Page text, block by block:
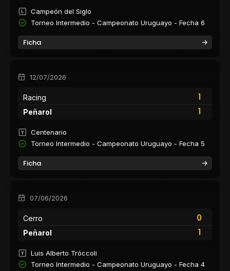
Campeón del Siglo
Torneo Intermedio - Campeonato Uruguayo - Fecha 6
Ficha
12/07/2026
Racing
1
1
Peñarol
Centenario
Torneo Intermedio - Campeonato Uruguayo - Fecha 5
Ficha
07/06/2026
Cerro
0
1
Peñarol
Luis Alberto Tróccoli
Torneo Intermedio - Campeonato Uruguayo - Fecha 4